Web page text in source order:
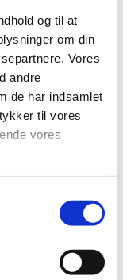
og til at
om din
Vores
andre
de har indsamlet
til vores
vores
Socialistisk
Det
Liberal Alliance,